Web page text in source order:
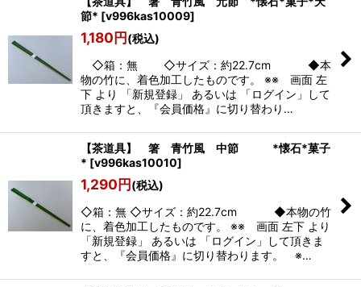
節* [v996kas10009]
1,180円(税込)
◇箱：無 ◇サイズ：約22.7cm ◆本
物の竹に、着色加工したものです。 ※※ 画面 左
下 より 「新規登録」 あるいは 「ログイン」して
頂きますと、『会員価格』に切り替わり…
【茶道具】 箸 青竹風 中節 *懐石*菓子
* [v996kas10010]
1,290円(税込)
◇箱：無 ◇サイズ：約22.7cm ◆本物の竹
に、着色加工したものです。 ※※ 画面 左下 より
「新規登録」 あるいは 「ログイン」して頂きま
すと、『会員価格』に切り替わります。 ※…